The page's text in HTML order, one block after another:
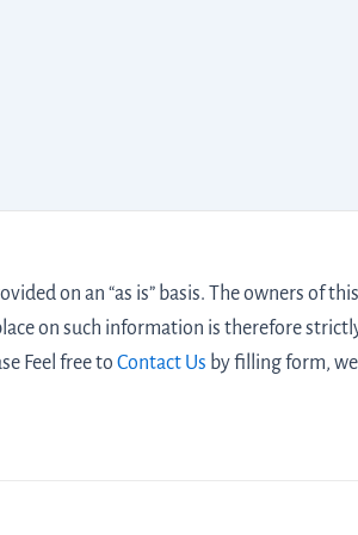
on an “as is” basis. The owners of
on such information is therefore
Feel free to Contact Us by filling form,